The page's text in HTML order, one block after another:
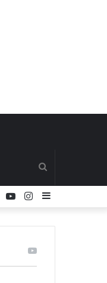
Sidebar
Instagram
YouTube